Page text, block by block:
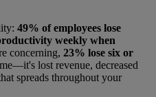
49% of employees lose
weekly when
concerning, 23% lose six or
lost revenue, decreased
spreads throughout your